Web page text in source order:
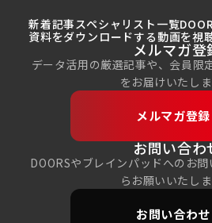
新着記事スペシャリスト一覧
資料をダウンロードする動画を視
メルマガ登
データ活用の厳選記事や、会員限
をお届けいたしま
メルマガ登録
お問い合わ
DOORSやブレインパッドへのお
らお願いいたしま
お問い合わせ